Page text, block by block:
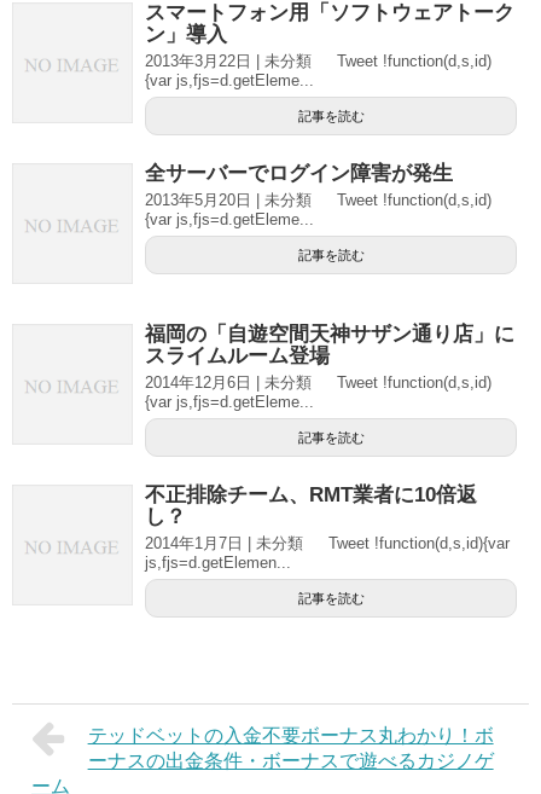
スマートフォン用「ソフトウェアトーク
ン」導入
2013年3月22日 | 未分類 Tweet !function(d,s,id)
{var js,fjs=d.getEleme...
記事を読む
全サーバーでログイン障害が発生
2013年5月20日 | 未分類 Tweet !function(d,s,id)
{var js,fjs=d.getEleme...
記事を読む
福岡の「自遊空間天神サザン通り店」に
スライムルーム登場
2014年12月6日 | 未分類 Tweet !function(d,s,id)
{var js,fjs=d.getEleme...
記事を読む
不正排除チーム、RMT業者に10倍返
し？
2014年1月7日 | 未分類 Tweet !function(d,s,id){var
js,fjs=d.getElemen...
記事を読む
テッドベットの入金不要ボーナス丸わかり！ボ
ーナスの出金条件・ボーナスで遊べるカジノゲ
ーム